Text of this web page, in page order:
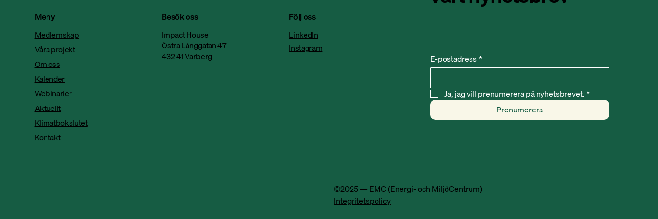
E-postadress*
Ja, jag vill prenumerera på nyhetsbrevet. *
Prenumerera
Besök oss
Impact House
Östra Långgatan 47
432 41 Varberg
Meny
Medlemskap
Våra projekt
Om oss
Kalender
Webinarier
Aktuellt
Klimatbokslutet
Kontakt
Följ oss
LinkedIn
Instagram
©2025 — EMC (Energi- och MiljöCentrum)
Integritetspolicy